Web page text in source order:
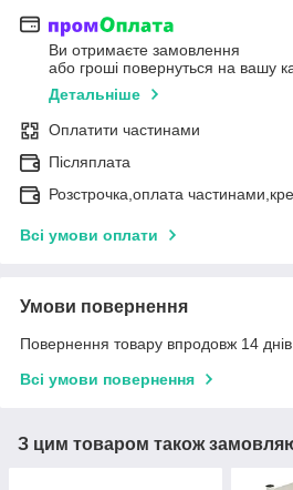
Ви отримаєте замовлення
або гроші повернуться на вашу
Детальніше
Оплатити частинами
Післяплата
Розстрочка,оплата
Всі умови оплати
Умови повернення
Повернення товару впродовж 14
Всі умови повернення
З цим товаром також